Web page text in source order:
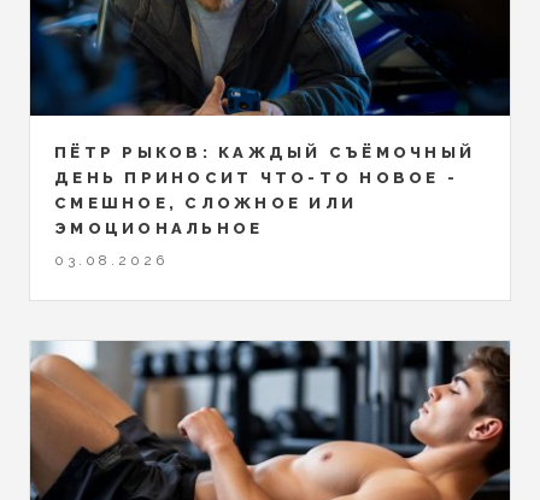
ПЁТР РЫКОВ: КАЖДЫЙ СЪЁМОЧНЫЙ
ДЕНЬ ПРИНОСИТ ЧТО-ТО НОВОЕ -
СМЕШНОЕ, СЛОЖНОЕ ИЛИ
ЭМОЦИОНАЛЬНОЕ
03.08.2026